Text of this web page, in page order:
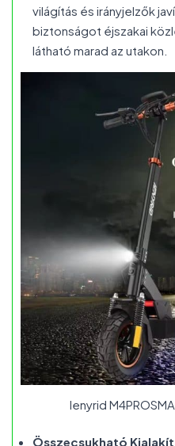
világítás és irányjelzők
biztonságot éjszakai
látható marad az utakon.
Ienyrid
Összecsukható